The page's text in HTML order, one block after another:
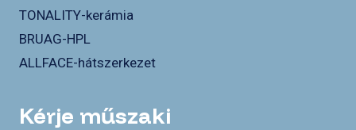
TONALITY-kerámia
BRUAG-HPL
ALLFACE-hátszerkezet
Kérje műszaki